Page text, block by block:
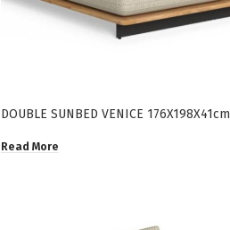
DOUBLE SUNBED VENICE 176X198X41cm
Read More